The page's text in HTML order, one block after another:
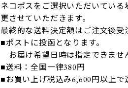
ネコポスをご選択いただいてい
更させていただきます。
最終的な送料決定額はご注文後受
■ポストに投函となります。
お届け希望日時は指定できませ
■送料：全国一律380円
■お買い上げ税込み6,600円以上で